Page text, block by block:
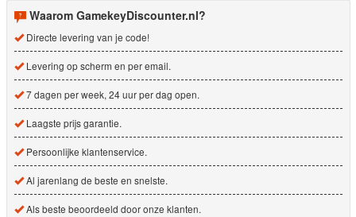
Waarom GamekeyDiscounter.nl?
Directe levering van je code!
Levering op scherm en per email.
7 dagen per week, 24 uur per dag open.
Laagste prijs garantie.
Persoonlijke klantenservice.
Al jarenlang de beste en snelste.
Als beste beoordeeld door onze klanten.